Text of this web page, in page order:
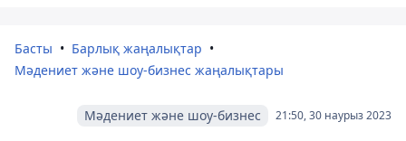
Басты
Барлық жаңалықтар
Мәдениет және шоу-бизнес жаңалықтары
21:50, 30 наурыз 2023
Мәдениет және шоу-бизнес